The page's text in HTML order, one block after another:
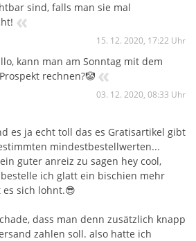
sind, falls man sie mal
«
15. 12. 2020, 17:22 Uhr
kann man am Sonntag mit dem
rechnen?🤡 «
03. 12. 2020, 08:33 Uhr
es ja echt toll das es Gratisartikel gibt
mindestbestellwerten...
guter anreiz zu sagen hey cool,
ich glatt ein bischien mehr
sich lohnt.😎
dass man denn zusätzlich knapp
zahlen soll. also hatte ich